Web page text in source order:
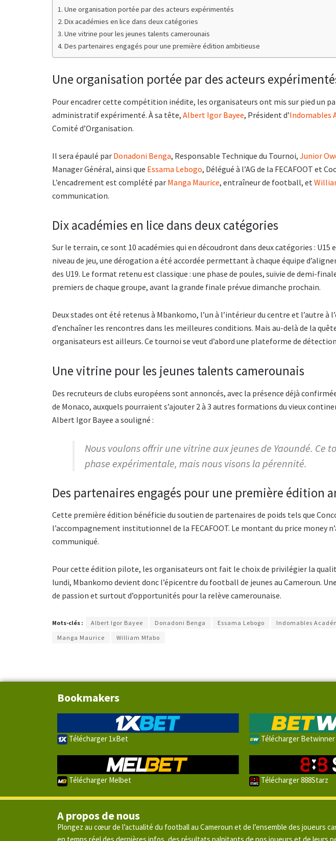
Une organisation portée par des acteurs expérimentés
Dix académies en lice dans deux catégories
Une vitrine pour les jeunes talents camerounais
Des partenaires engagés pour une première édition ambitieuse
Une organisation portée par des acteurs
Pour encadrer cette compétition inédite, les organisateurs ont mis sur pied un
administratif expérimenté. À sa tête, Albert Igor Bayee, Président d’Indomables
Comité d’Organisation.
Il sera épaulé par Donadoni Benga, Responsable Technique du Tournoi, Junior
Manager Général, ainsi que Essama Lebogo, Délégué à l’AG de la FECAFOOT et
L’encadrement est complété par Manga Maurice, entraîneur de football, et
communication.
Dix académies en lice dans deux catégories
Sur le terrain, ce sont 10 académies qui en découdront dans deux catégories : U15
niveau de jeu, une dérogation a été accordée permettant à chaque équipe
des U19. Le format retenu est classique : une phase de poules, suivie de demi-
premiers de chaque groupe, avant la grande finale prévue dimanche prochain.
Deux stades ont été retenus à Mbankomo, l’un à l’intérieur du centre et l’autre à
d’enchaîner les rencontres dans les meilleures conditions. Mais au-delà de la
organisateurs est ailleurs. Ce tournoi se veut d’abord une plateforme de
Une vitrine pour les jeunes talents camerounais
Des recruteurs de clubs européens sont annoncés, avec la présence déjà
de Monaco, auxquels pourraient s’ajouter 2 à 3 autres formations du vieux
Albert Igor Bayee a souligné :
Nous voulons offrir une vitrine aux jeunes de Yaoundé. Ce
phase expérimentale, mais nous visons la pérennité.
Des partenaires engagés pour une première édition
Cette première édition bénéficie du soutien de partenaires de poids tels que
l’accompagnement institutionnel de la FECAFOOT. Le montant du price money
communiqué.
Pour cette édition pilote, les organisateurs ont fait le choix de privilégier la
lundi, Mbankomo devient donc l’épicentre du football de jeunes au Cameroun.
de passion et surtout d’opportunités pour la relève camerounaise.
Mots-clés : Albert Igor Bayee Donadoni Benga Essama Lebogo Indomables
Manga Maurice
William Mfabo
Bookmakers
Télécharger 1xBet Télécharger Betwinner
Télécharger Melbet Télécharger 888Starz
A propos de nous
Plongez au cœur de l’actualité du football au Cameroun et de l’ensemble des joueurs